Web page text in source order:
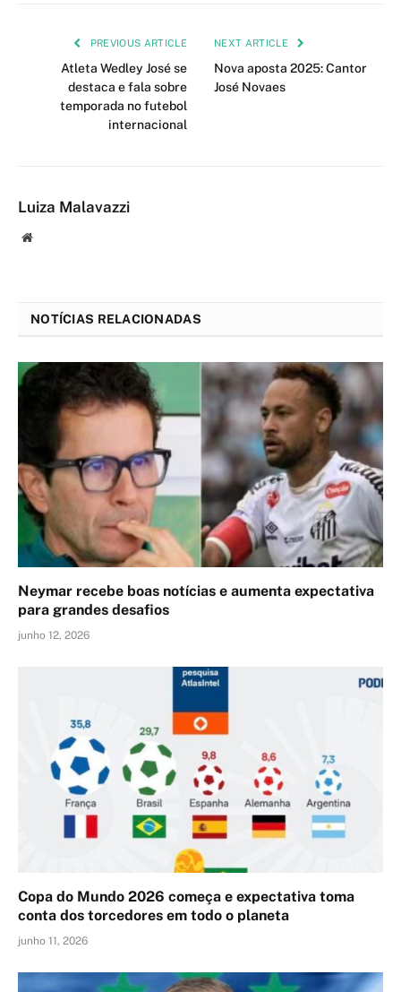
PREVIOUS ARTICLE
Atleta Wedley José se
destaca e fala sobre
temporada no futebol
internacional
NEXT ARTICLE
Nova aposta 2025: Cantor
José Novaes
Luiza Malavazzi
Website
NOTÍCIAS RELACIONADAS
Neymar recebe boas notícias e aumenta expectativa
para grandes desafios
junho 12, 2026
Copa do Mundo 2026 começa e expectativa toma
conta dos torcedores em todo o planeta
junho 11, 2026